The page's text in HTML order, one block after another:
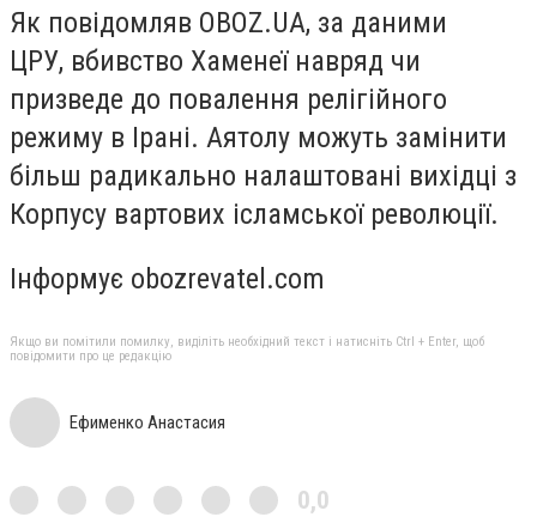
Як повідомляв OBOZ.UA, за даними
ЦРУ, вбивство Хаменеї навряд чи
призведе до повалення релігійного
режиму в Ірані. Аятолу можуть замінити
більш радикально налаштовані вихідці з
Корпусу вартових ісламської революції.
Інформує obozrevatel.com
Якщо ви помітили помилку, виділіть необхідний текст і натисніть Ctrl + Enter, щоб
повідомити про це редакцію
Ефименко Анастасия
0,0